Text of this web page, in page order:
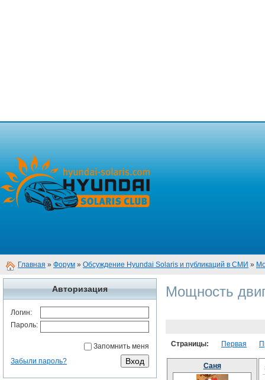
Главная » Форум » Обсуждение Hyundai Solaris и публикаций в СМИ »
Авторизация
Логин:
Пароль:
Запомнить меня
Забыли пароль?
Мощность
Страницы: Первая
Саня